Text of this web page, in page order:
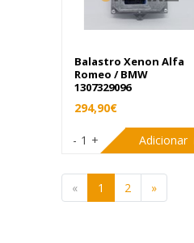
Balastro Xenon Alfa
Romeo / BMW
1307329096
294,90€
- 1 + Adicionar
« 1 2 »